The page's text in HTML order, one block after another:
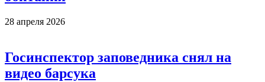
28 апреля 2026
Госинспектор заповедника снял на
видео барсука